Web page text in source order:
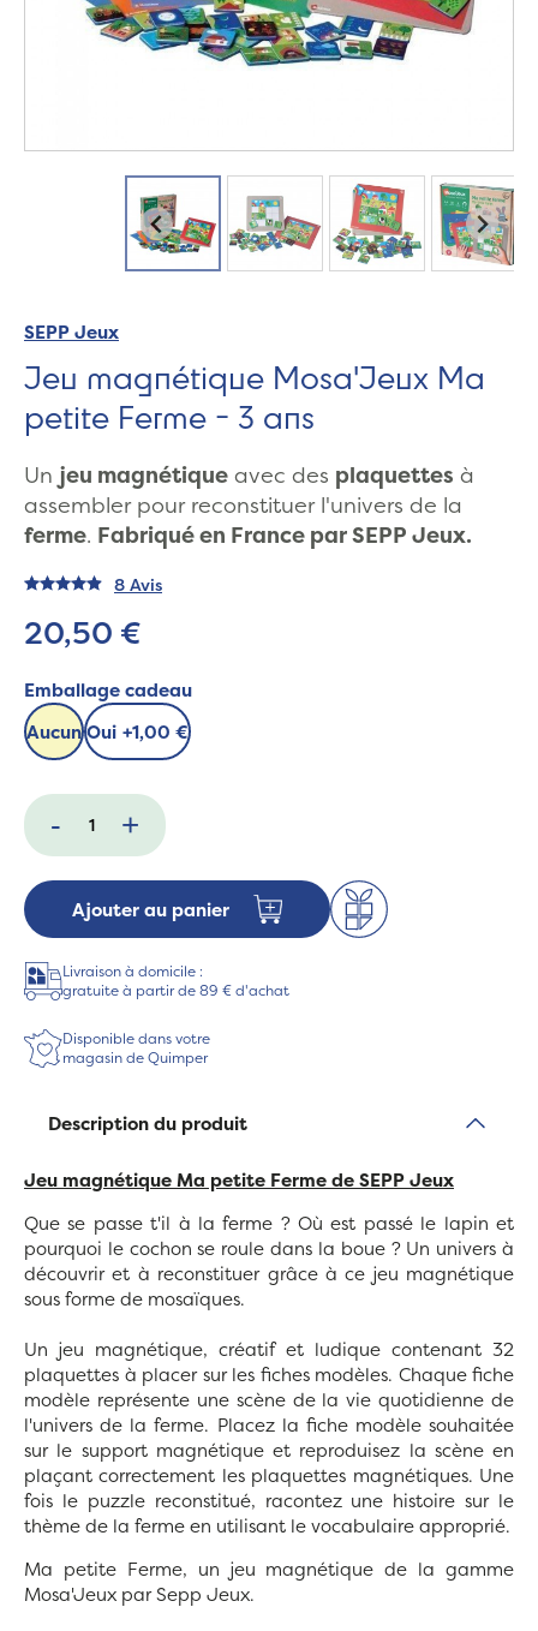
SEPP Jeux
Jeu magnétique Mosa'Jeux Ma
petite Ferme - 3 ans
Un jeu magnétique avec des plaquettes à
assembler pour reconstituer l'univers de la
ferme. Fabriqué en France par SEPP Jeux.
8 Avis
20,50 €
Emballage cadeau
AucunOui +1,00 €
- +
Ajouter au panier
Livraison à domicile :
gratuite à partir de 89 € d'achat
Disponible dans votre
magasin de Quimper
Description du produit
Jeu magnétique Ma petite Ferme de SEPP Jeux
Que se passe t'il à la ferme ? Où est passé le lapin et
pourquoi le cochon se roule dans la boue ? Un univers à
découvrir et à reconstituer grâce à ce jeu magnétique
sous forme de mosaïques.
Un jeu magnétique,créatif et ludiquecontenant 32
plaquettes à placer sur les fiches modèles. Chaque fiche
modèle représente une scène de la vie quotidienne de
l'univers de la ferme. Placez la fiche modèle souhaitée
sur le support magnétique et reproduisez la scène en
plaçant correctement les plaquettes magnétiques. Une
fois le puzzle reconstitué, racontez une histoire sur le
thème de la ferme en utilisant le vocabulaire approprié.
Ma petite Ferme, un jeu magnétique de la gamme
Mosa'Jeux par Sepp Jeux.